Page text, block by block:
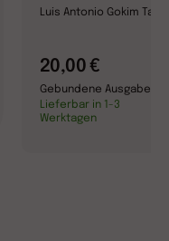
Luis Antonio Gokim Tagle
20,00 €
Gebundene Ausgabe
Lieferbar in 1-3
Werktagen